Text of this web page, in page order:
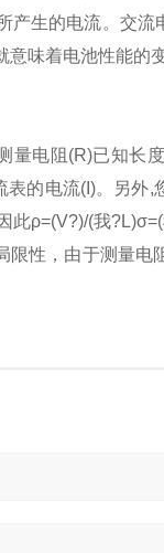
产生的电流。交流
味着电池性能的变
量电阻(R)已知长
的电流(I)。另外,
此ρ=(V?)/(我
性，由于测量电